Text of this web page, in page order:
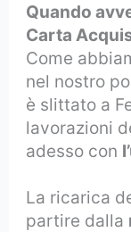
Quando
Carta
Come
nel nostro
è slittato a
lavorazioni
adesso con
La ricarica
partire dalla